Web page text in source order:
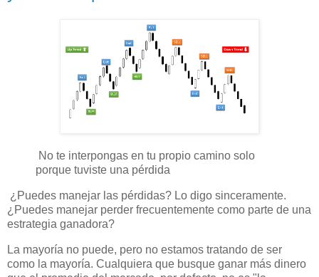
No te interpongas en tu propio camino solo
porque tuviste una pérdida
¿Puedes manejar las pérdidas? Lo digo sinceramente.
¿Puedes manejar perder frecuentemente como parte de una
estrategia ganadora?
La mayoría no puede, pero no estamos tratando de ser
como la mayoría. Cualquiera que busque ganar más dinero